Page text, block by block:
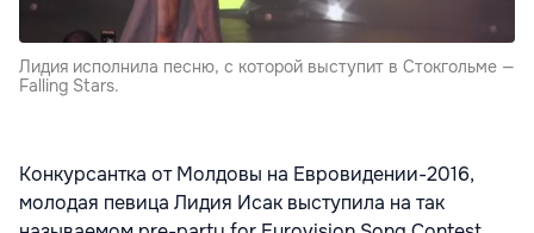
Лидия исполнила песню, с которой выступит в Стокгольме —
Falling Stars.
Конкурсантка от Молдовы на Евровидении-2016,
молодая певица Лидия Исак выступила на так